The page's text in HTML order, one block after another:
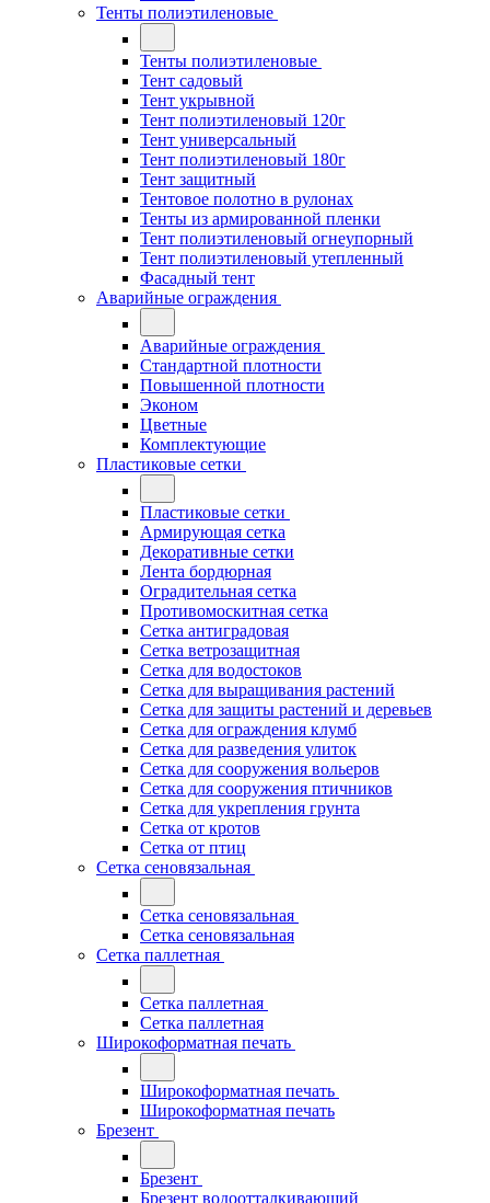
Тенты полиэтиленовые
Тенты полиэтиленовые
Тент садовый
Тент укрывной
Тент полиэтиленовый 120г
Тент универсальный
Тент полиэтиленовый 180г
Тент защитный
Тентовое полотно в рулонах
Тенты из армированной пленки
Тент полиэтиленовый огнеупорный
Тент полиэтиленовый утепленный
Фасадный тент
Аварийные ограждения
Аварийные ограждения
Стандартной плотности
Повышенной плотности
Эконом
Цветные
Комплектующие
Пластиковые сетки
Пластиковые сетки
Армирующая сетка
Декоративные сетки
Лента бордюрная
Оградительная сетка
Противомоскитная сетка
Сетка антиградовая
Сетка ветрозащитная
Сетка для водостоков
Сетка для выращивания растений
Сетка для защиты растений и деревьев
Сетка для ограждения клумб
Сетка для разведения улиток
Сетка для сооружения вольеров
Сетка для сооружения птичников
Сетка для укрепления грунта
Сетка от кротов
Сетка от птиц
Сетка сеновязальная
Сетка сеновязальная
Сетка сеновязальная
Сетка паллетная
Сетка паллетная
Сетка паллетная
Широкоформатная печать
Широкоформатная печать
Широкоформатная печать
Брезент
Брезент
Брезент водоотталкивающий